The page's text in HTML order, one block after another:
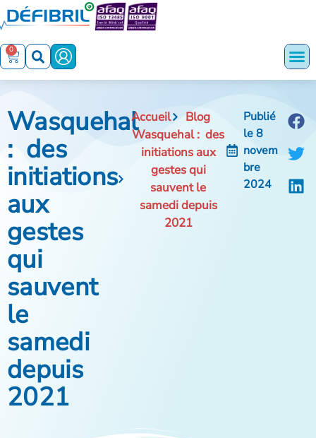
0
Wasquehal
: des
initiations
aux
gestes
qui
sauvent
le
samedi
depuis
2021
Accueil
Blog
Wasquehal : des
initiations aux
gestes qui
sauvent le
samedi depuis
2021
Publié
le8
novem
bre
2024